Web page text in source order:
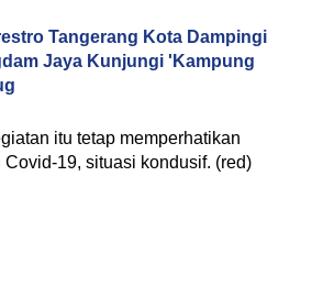
Tangerang Kota Dampingi
Jaya Kunjungi 'Kampung
itu tetap memperhatikan
19, situasi kondusif. (red)